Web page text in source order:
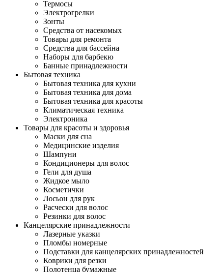
Термосы
Электрогрелки
Зонты
Средства от насекомых
Товары для ремонта
Средства для бассейна
Наборы для барбекю
Банные принадлежности
Бытовая техника
Бытовая техника для кухни
Бытовая техника для дома
Бытовая техника для красоты
Климатическая техника
Электроника
Товары для красоты и здоровья
Маски для сна
Медицинские изделия
Шампуни
Кондиционеры для волос
Гели для душа
Жидкое мыло
Косметички
Лосьон для рук
Расчески для волос
Резинки для волос
Канцелярские принадлежности
Лазерные указки
Пломбы номерные
Подставки для канцелярских принадлежностей
Коврики для резки
Полотенца бумажные